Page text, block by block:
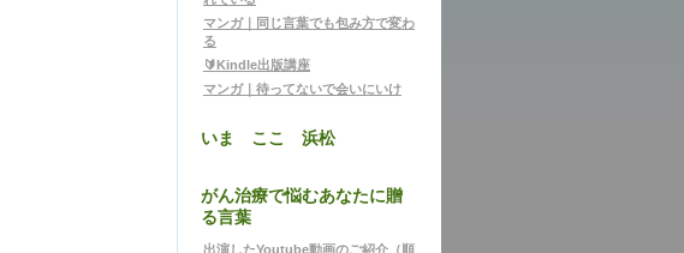
マンガ｜同じ言葉でも包み方で変わ
る
🔰Kindle出版講座
マンガ｜待ってないで会いにいけ
いま ここ 浜松
がん治療で悩むあなたに贈
る言葉
出演したYoutube動画のご紹介（順